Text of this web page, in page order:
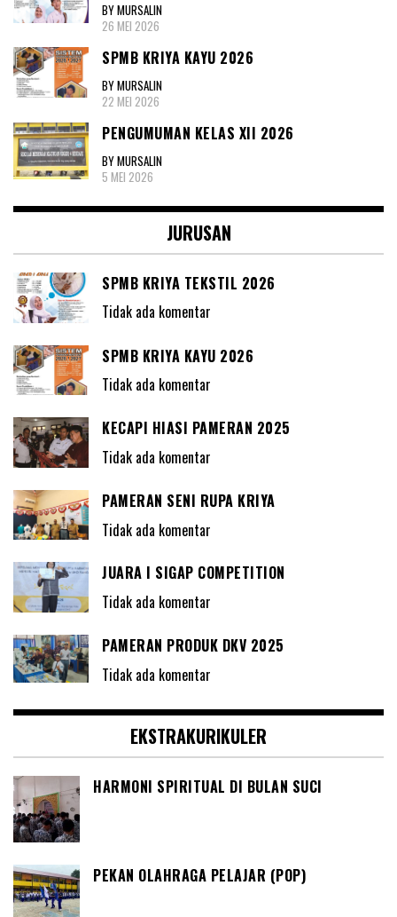
BY MURSALIN
26 MEI 2026
SPMB KRIYA KAYU 2026
BY MURSALIN
22 MEI 2026
PENGUMUMAN KELAS XII 2026
BY MURSALIN
5 MEI 2026
JURUSAN
SPMB KRIYA TEKSTIL 2026
Tidak ada komentar
SPMB KRIYA KAYU 2026
Tidak ada komentar
KECAPI HIASI PAMERAN 2025
Tidak ada komentar
PAMERAN SENI RUPA KRIYA
Tidak ada komentar
JUARA I SIGAP COMPETITION
Tidak ada komentar
PAMERAN PRODUK DKV 2025
Tidak ada komentar
EKSTRAKURIKULER
HARMONI SPIRITUAL DI BULAN SUCI
PEKAN OLAHRAGA PELAJAR (POP)